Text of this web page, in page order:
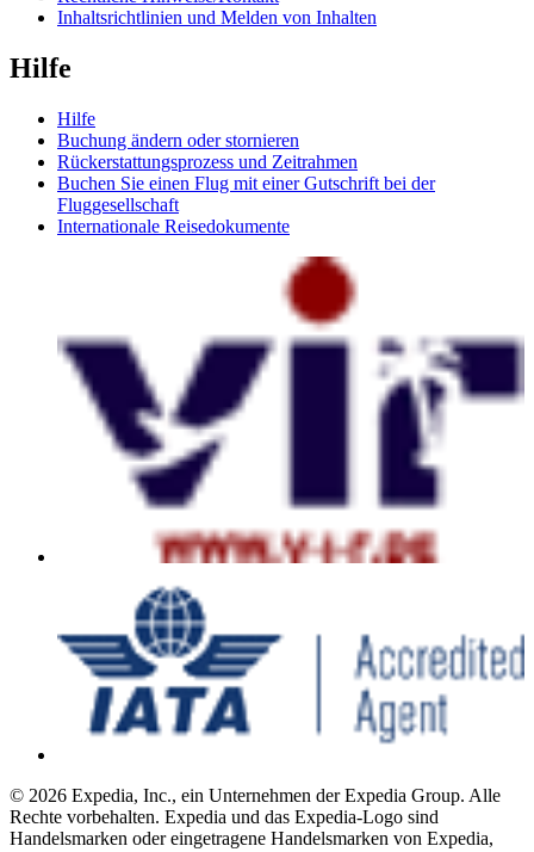
Inhaltsrichtlinien und Melden von Inhalten
Hilfe
Hilfe
Buchung ändern oder stornieren
Rückerstattungsprozess und Zeitrahmen
Buchen Sie einen Flug mit einer Gutschrift bei der
Fluggesellschaft
Internationale Reisedokumente
© 2026 Expedia, Inc., ein Unternehmen der Expedia Group. Alle
Rechte vorbehalten. Expedia und das Expedia-Logo sind
Handelsmarken oder eingetragene Handelsmarken von Expedia,